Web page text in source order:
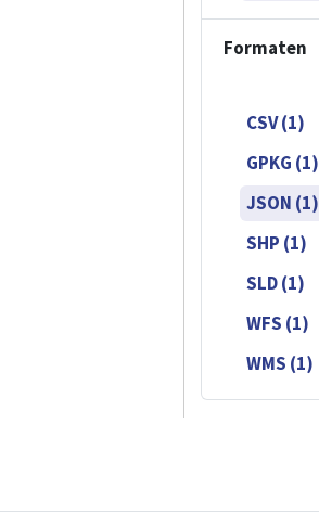
Formaten
CSV (1)
GPKG (1)
JSON (1)
SHP (1)
SLD (1)
WFS (1)
WMS (1)